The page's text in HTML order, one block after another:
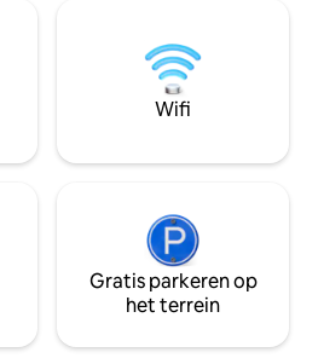
om echt te
nodig hebt (en
Wifi
Gratis parkeren op
het terrein